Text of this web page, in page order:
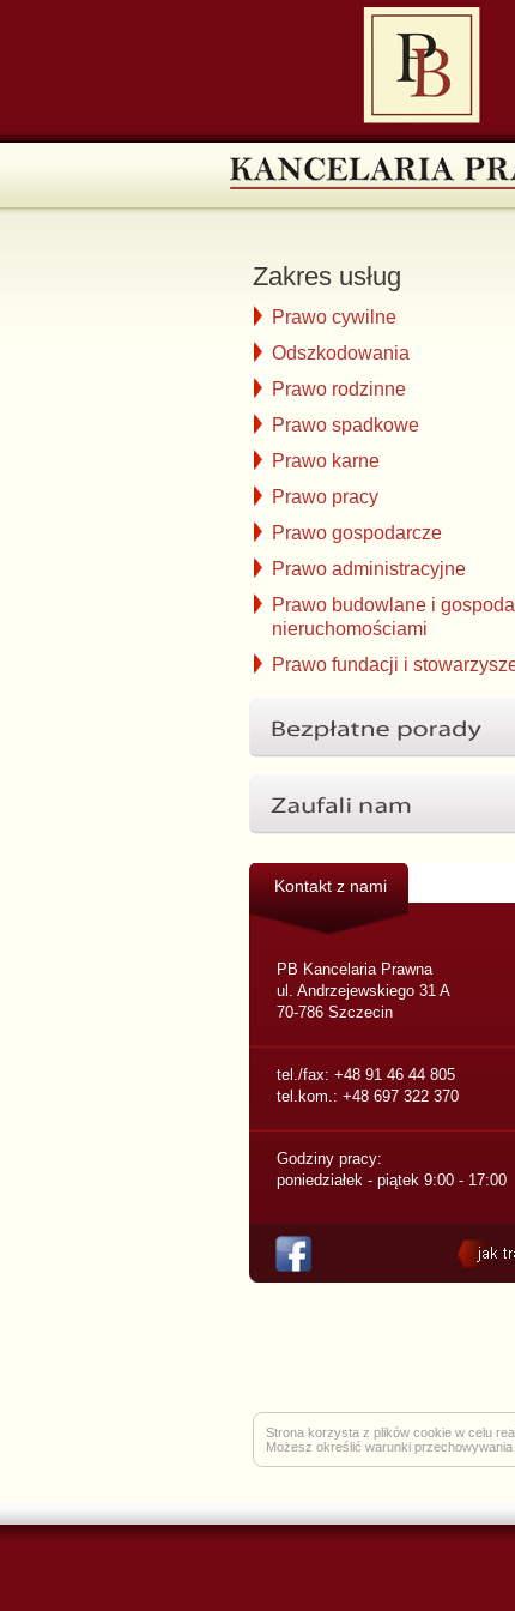
Zakres usług
Prawo cywilne
Odszkodowania
Prawo rodzinne
Prawo spadkowe
Prawo karne
Prawo pracy
Prawo gospodarcze
Prawo administracyjne
Prawo budowlane i
nieruchomościami
Prawo fundacji i
Kontakt z nami
PB Kancelaria Prawna
ul. Andrzejewskiego 31 A
70-786 Szczecin
tel./fax: +48 91 46 44 805
tel.kom.: +48 697 322 370
Godziny pracy:
poniedziałek - piątek 9:00 - 17:00
Strona korzysta z plików cookie w celu
Możesz określić warunki